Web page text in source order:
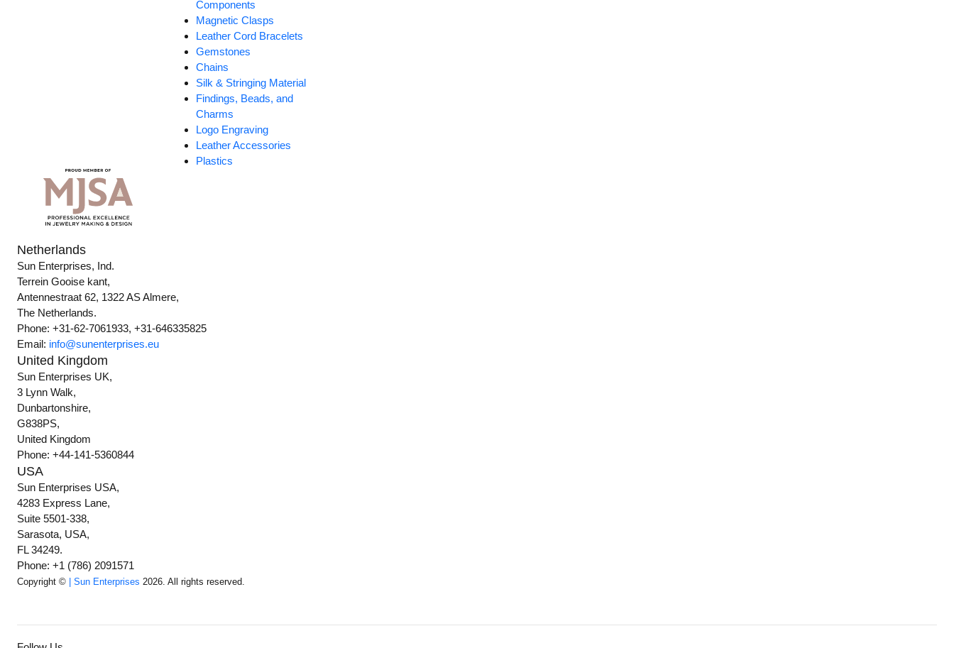
Components
Magnetic Clasps
Leather Cord Bracelets
Gemstones
Chains
Silk & Stringing Material
Findings, Beads, and
Charms
Logo Engraving
Leather Accessories
Plastics
Netherlands
Sun Enterprises, Ind.
Terrein Gooise kant,
Antennestraat 62, 1322 AS Almere,
The Netherlands.
Phone: +31-62-7061933, +31-646335825
Email: info@sunenterprises.eu
United Kingdom
Sun Enterprises UK,
3 Lynn Walk,
Dunbartonshire,
G838PS,
United Kingdom
Phone: +44-141-5360844
USA
Sun Enterprises USA,
4283 Express Lane,
Suite 5501-338,
Sarasota, USA,
FL 34249.
Phone: +1 (786) 2091571
Copyright © | Sun Enterprises 2026. All rights reserved.